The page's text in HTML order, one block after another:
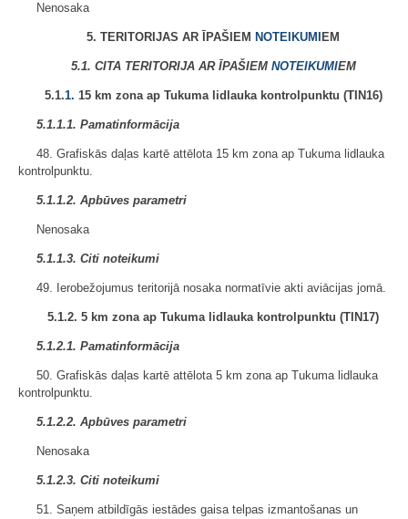
Nenosaka
5. TERITORIJAS AR ĪPAŠIEM NOTEIKUMI EM
5.1. CITA TERITORIJA AR ĪPAŠIEM NOTEIKUMIEM
5.1.1. 15 km zona ap Tukuma lidlauka kontrolpunktu (TIN16)
5.1.1.1. Pamatinformācija
48. Grafiskās daļas kartē attēlota 15 km zona ap Tukuma lidlauka
kontrolpunktu.
5.1.1.2. Apbūves parametri
Nenosaka
5.1.1.3. Citi noteikumi
49. Ierobežojumus teritorijā nosaka normatīvie akti aviācijas jomā.
5.1.2. 5 km zona ap Tukuma lidlauka kontrolpunktu (TIN17)
5.1.2.1. Pamatinformācija
50. Grafiskās daļas kartē attēlota 5 km zona ap Tukuma lidlauka
kontrolpunktu.
5.1.2.2. Apbūves parametri
Nenosaka
5.1.2.3. Citi noteikumi
51. Saņem atbildīgās iestādes gaisa telpas izmantošanas un